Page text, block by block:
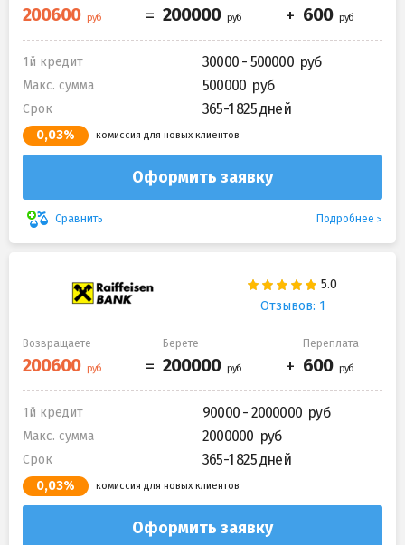
1й кредит 30000 - 500000
Макс. сумма 500000
Срок 365-1 825 дней
0,03% комиссия для новых клиентов
Оформить заявку
Сравнить Подробнее
Отзывов: 1
Возвращаете Берете Переплата
1й кредит 90000 - 2000000
Макс. сумма 2000000
Срок 365-1 825 дней
0,03% комиссия для новых клиентов
Оформить заявку